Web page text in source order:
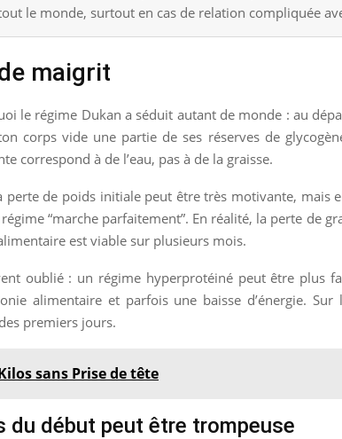
le monde, surtout en cas de relation compliquée
maigrit
le régime Dukan a séduit autant de monde : au
corps vide une partie de ses réserves de
correspond à de l’eau, pas à de la graisse.
perte de poids initiale peut être très motivante,
“marche parfaitement”. En réalité, la perte de
est viable sur plusieurs mois.
oublié : un régime hyperprotéiné peut être plus
alimentaire et parfois une baisse d’énergie.
premiers jours.
sans Prise de tête
du début peut être trompeuse